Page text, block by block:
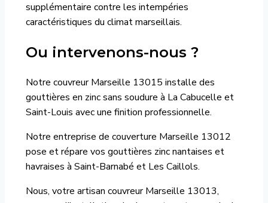
supplémentaire contre les intempéries
caractéristiques du climat marseillais.
Ou intervenons-nous ?
Notre couvreur Marseille 13015 installe des
gouttières en zinc sans soudure à La Cabucelle et
Saint-Louis avec une finition professionnelle.
Notre entreprise de couverture Marseille 13012
pose et répare vos gouttières zinc nantaises et
havraises à Saint-Barnabé et Les Caillols.
Nous, votre artisan couvreur Marseille 13013,